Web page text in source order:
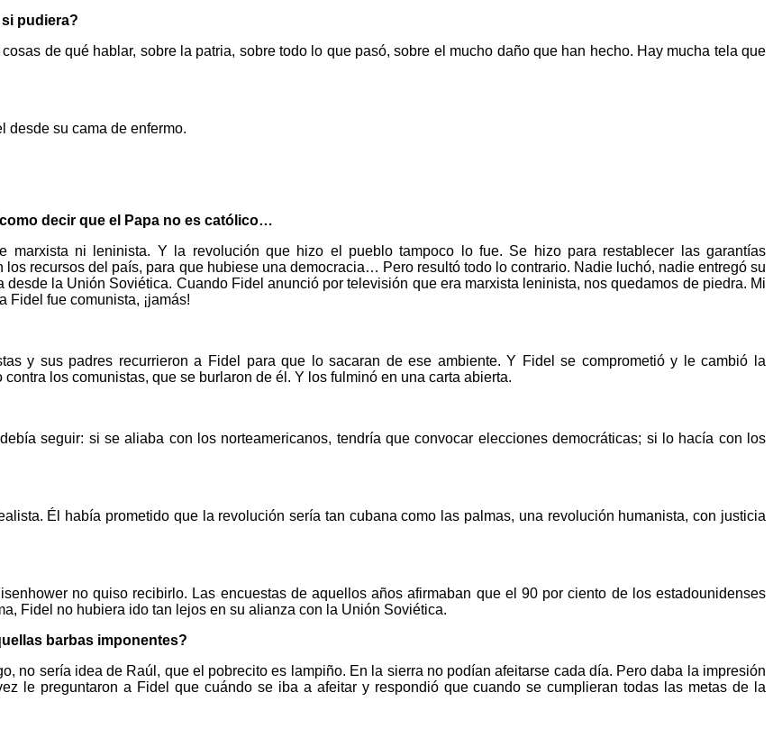
pudiera?
de qué hablar, sobre la patria, sobre todo lo que pasó, sobre el mucho daño que han hecho. Hay mucha tela que
desde su cama de enfermo.
decir que el Papa no es católico…
marxista ni leninista. Y la revolución que hizo el pueblo tampoco lo fue. Se hizo para restablecer las garantías
recursos del país, para que hubiese una democracia… Pero resultó todo lo contrario. Nadie luchó, nadie entregó su
la Unión Soviética. Cuando Fidel anunció por televisión que era marxista leninista, nos quedamos de piedra. Mi
Fidel fue comunista, ¡jamás!
y sus padres recurrieron a Fidel para que lo sacaran de ese ambiente. Y Fidel se comprometió y le cambió la
los comunistas, que se burlaron de él. Y los fulminó en una carta abierta.
seguir: si se aliaba con los norteamericanos, tendría que convocar elecciones democráticas; si lo hacía con los
Él había prometido que la revolución sería tan cubana como las palmas, una revolución humanista, con justicia
no quiso recibirlo. Las encuestas de aquellos años afirmaban que el 90 por ciento de los estadounidenses
Fidel no hubiera ido tan lejos en su alianza con la Unión Soviética.
barbas imponentes?
no sería idea de Raúl, que el pobrecito es lampiño. En la sierra no podían afeitarse cada día. Pero daba la impresión
le preguntaron a Fidel que cuándo se iba a afeitar y respondió que cuando se cumplieran todas las metas de la